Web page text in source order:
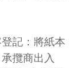
記：將紙本
攬商出入